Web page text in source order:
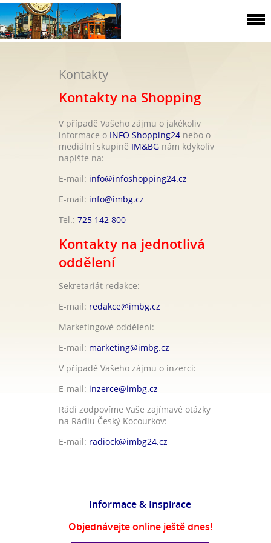
Kontakty
Kontakty na Shopping
V případě Vašeho zájmu o jakékoliv
informace o INFO Shopping24nebo o
mediální skupině IM&BGnám kdykoliv
napište na:
E-mail: info@infoshopping24.cz
E-mail: info@imbg.cz
Tel.: 725 142 800
Kontakty na jednotlivá
oddělení
Sekretariát redakce:
E-mail: redakce@imbg.cz
Marketingové oddělení:
E-mail: marketing@imbg.cz
V případě Vašeho zájmu o inzerci:
E-mail: inzerce@imbg.cz
Rádi zodpovíme Vaše zajímavé otázky
na Rádiu Český Kocourkov:
E-mail: radiock@imbg24.cz
Informace & Inspirace
Objednávejte online ještě dnes!